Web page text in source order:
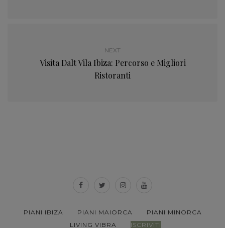
NEXT
Visita Dalt Vila Ibiza: Percorso e Migliori
Ristoranti
PIANI IBIZA PIANI MAIORCA
PIANI MINORCA
LIVING VIBRA
ISCRIVITI